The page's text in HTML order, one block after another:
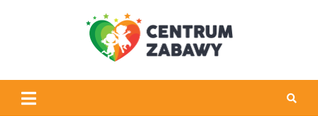
centrumzabawy.pl